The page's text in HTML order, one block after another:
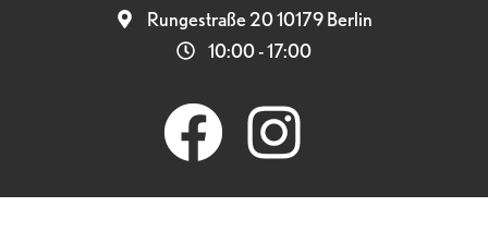
Rungestraße 20 10179 Berlin
10:00 - 17:00